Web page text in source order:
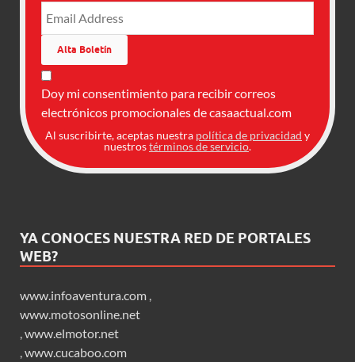
Doy mi consentimiento para recibir correos
electrónicos promocionales de casaactual.com
Al suscribirte, aceptas nuestra política de privacidad y
nuestrostérminos de servicio.
YA CONOCES NUESTRA RED DE PORTALES
WEB?
www.infoaventura.com
www.motosonline.net
www.elmotor.net
www.cucaboo.com